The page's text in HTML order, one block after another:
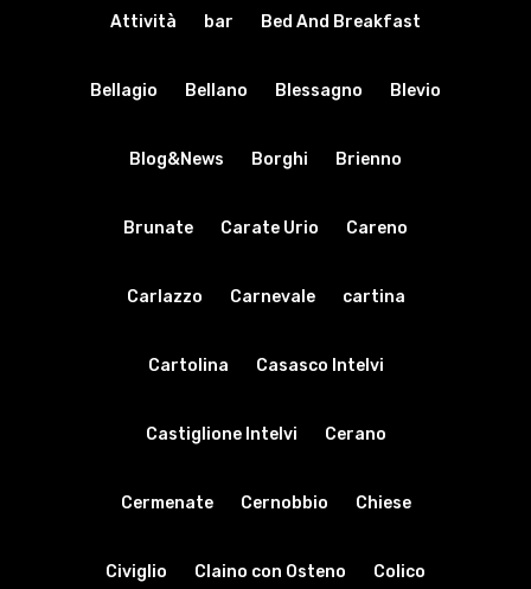
Attività bar Bed And Breakfast
Bellagio Bellano Blessagno Blevio
Blog&News Borghi Brienno
Brunate Carate Urio Careno
Carlazzo Carnevale cartina
Cartolina Casasco Intelvi
Castiglione Intelvi Cerano
Cermenate Cernobbio Chiese
Civiglio Claino con Osteno Colico